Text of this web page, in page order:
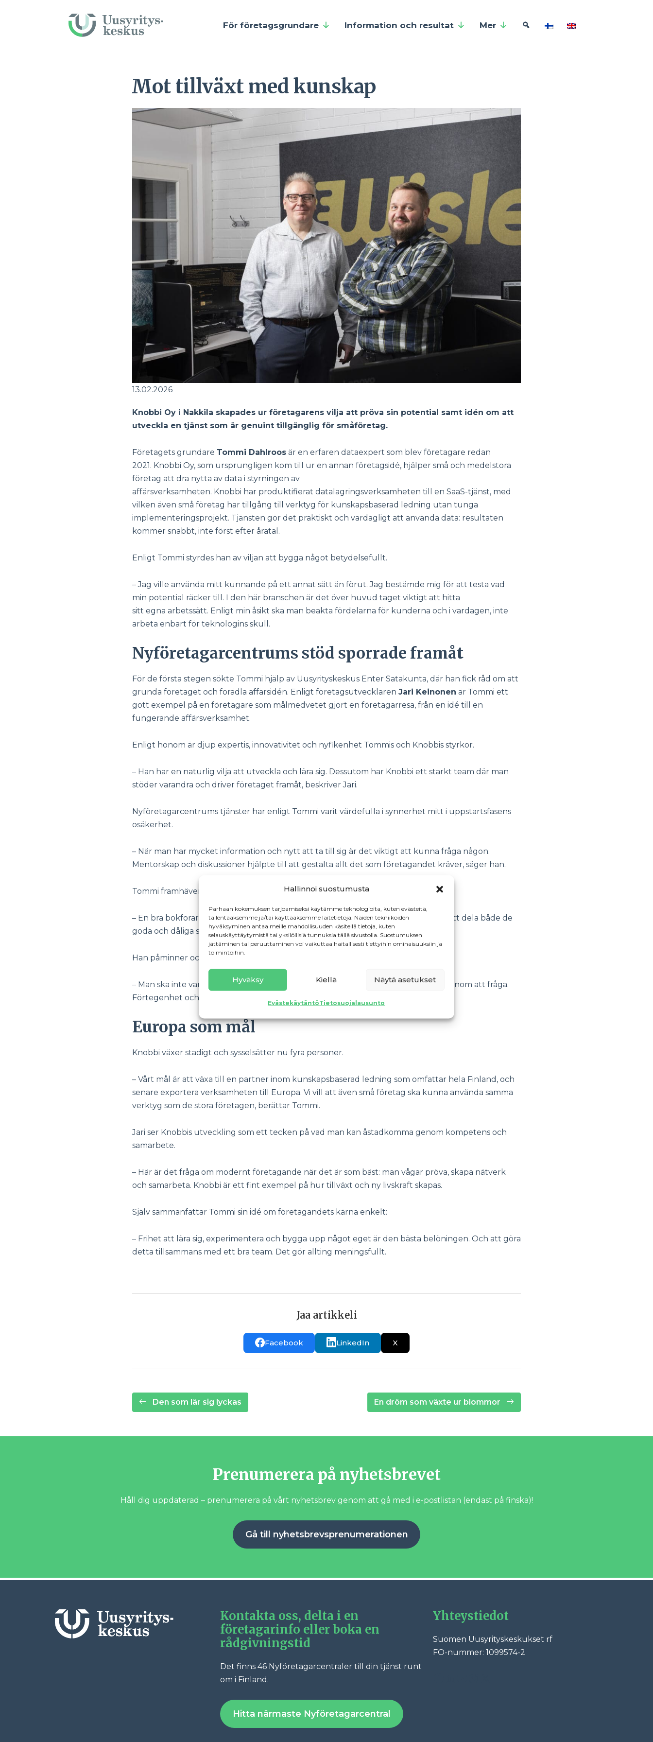
Hallinnoi suostumusta
Parhaan kokemuksen tarjoamiseksi käytämme teknologioita, kuten evästeitä,
tallentaaksemme ja/tai käyttääksemme laitetietoja. Näiden tekniikoiden
hyväksyminen antaa meille mahdollisuuden käsitellä tietoja, kuten
selauskäyttäytymistä tai yksilöllisiä tunnuksia tällä sivustolla. Suostumuksen
jättäminen tai peruuttaminen voi vaikuttaa haitallisesti tiettyihin ominaisuuksiin ja
toimintoihin.
Hyväksy Kiellä Näytä asetukset
EvästekäytäntöTietosuojalausunto
För företagsgrundare Information och resultat Mer
Mot tillväxt med kunskap
13.02.2026
Knobbi Oy i Nakkila skapades ur företagarens vilja att pröva sin potential samt idén om att
utveckla en tjänst som är genuint tillgänglig för småföretag.
Företagets grundare Tommi Dahlroos är en erfaren dataexpert som blev företagare redan
2021. Knobbi Oy, som ursprungligen kom till ur en annan företagsidé, hjälper små och medelstora
företag att dra nytta av data i styrningen av
affärsverksamheten. Knobbi har produktifierat datalagringsverksamheten till en SaaS-tjänst, med
vilken även små företag har tillgång till verktyg för kunskapsbaserad ledning utan tunga
implementeringsprojekt. Tjänsten gör det praktiskt och vardagligt att använda data: resultaten
kommer snabbt, inte först efter åratal.
Enligt Tommi styrdes han av viljan att bygga något betydelsefullt.
– Jag ville använda mitt kunnande på ett annat sätt än förut. Jag bestämde mig för att testa vad
min potential räcker till. I den här branschen är det över huvud taget viktigt att hitta
sitt egna arbetssätt. Enligt min åsikt ska man beakta fördelarna för kunderna och i vardagen, inte
arbeta enbart för teknologins skull.
Nyföretagarcentrums stöd sporrade framåt
För de första stegen sökte Tommi hjälp av Uusyrityskeskus Enter Satakunta, där han fick råd om att
grunda företaget och förädla affärsidén. Enligt företagsutvecklaren Jari Keinonen är Tommi ett
gott exempel på en företagare som målmedvetet gjort en företagarresa, från en idé till en
fungerande affärsverksamhet.
Enligt honom är djup expertis, innovativitet och nyfikenhet Tommis och Knobbis styrkor.
– Han har en naturlig vilja att utveckla och lära sig. Dessutom har Knobbi ett starkt team där man
stöder varandra och driver företaget framåt, beskriver Jari.
Nyföretagarcentrums tjänster har enligt Tommi varit värdefulla i synnerhet mitt i uppstartsfasens
osäkerhet.
– När man har mycket information och nytt att ta till sig är det viktigt att kunna fråga någon.
Mentorskap och diskussioner hjälpte till att gestalta allt det som företagandet kräver, säger han.
Tommi framhäver betydelsen av samarbete i företagandet.
– En bra bokförare och en bra partner är guld värda. Viktigt är att man har någon att dela både de
goda och dåliga stunderna med.
Han påminner också om att fulländade kunskaper inte behövs i början.
– Man ska inte vara rädd för att inte veta. Allting går att lära sig och hjälp får man genom att fråga.
Förtegenhet och företagande passar inte ihop.
Europa som mål
Knobbi växer stadigt och sysselsätter nu fyra personer.
– Vårt mål är att växa till en partner inom kunskapsbaserad ledning som omfattar hela Finland, och
senare exportera verksamheten till Europa. Vi vill att även små företag ska kunna använda samma
verktyg som de stora företagen, berättar Tommi.
Jari ser Knobbis utveckling som ett tecken på vad man kan åstadkomma genom kompetens och
samarbete.
– Här är det fråga om modernt företagande när det är som bäst: man vågar pröva, skapa nätverk
och samarbeta. Knobbi är ett fint exempel på hur tillväxt och ny livskraft skapas.
Själv sammanfattar Tommi sin idé om företagandets kärna enkelt:
– Frihet att lära sig, experimentera och bygga upp något eget är den bästa belöningen. Och att göra
detta tillsammans med ett bra team. Det gör allting meningsfullt.
Jaa artikkeli
Facebook LinkedIn X
Den som lär sig lyckas En dröm som växte ur blommor
Prenumerera på nyhetsbrevet
Håll dig uppdaterad – prenumerera på vårt nyhetsbrev genom att gå med i e-postlistan (endast på finska)!
Gå till nyhetsbrevsprenumerationen
Kontakta oss, delta i en
företagarinfo eller boka en
rådgivningstid
Det finns 46 Nyföretagarcentraler till din tjänst runt
om i Finland.
Hitta närmaste Nyföretagarcentral
Yhteystiedot
Suomen Uusyrityskeskukset rf
FO-nummer: 1099574-2